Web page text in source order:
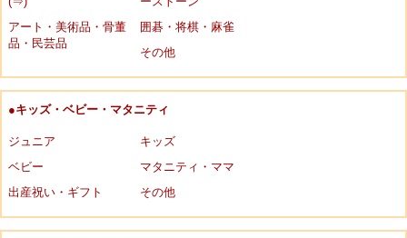
アート・美術品・骨董
品・民芸品
囲碁・将棋・麻雀
その他
●キッズ・ベビー・マタニティ
ジュニア
キッズ
ベビー
マタニティ・ママ
出産祝い・ギフト
その他